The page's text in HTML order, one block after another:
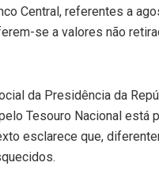
Central, referentes a
se a valores não
da Presidência da
Tesouro Nacional está
esclarece que,